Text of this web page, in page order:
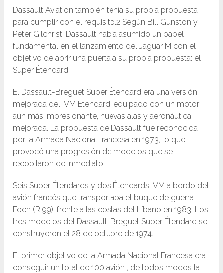
Dassault Aviation también tenía su propia propuesta
para cumplir con el requisito.2 Según Bill Gunston y
Peter Gilchrist, Dassault había asumido un papel
fundamental en el lanzamiento del Jaguar M con el
objetivo de abrir una puerta a su propia propuesta: el
Super Étendard.
El Dassault-Breguet Super Étendard era una versión
mejorada del IVM Etendard, equipado con un motor
aún más impresionante, nuevas alas y aeronáutica
mejorada. La propuesta de Dassault fue reconocida
por la Armada Nacional francesa en 1973, lo que
provocó una progresión de modelos que se
recopilaron de inmediato.
Seis Super Étendards y dos Étendards IVM a bordo del
avión francés que transportaba el buque de guerra
Foch (R 99), frente a las costas del Líbano en 1983. Los
tres modelos del Dassault-Breguet Super Étendard se
construyeron el 28 de octubre de 1974.
El primer objetivo de la Armada Nacional Francesa era
conseguir un total de 100 avión , de todos modos la